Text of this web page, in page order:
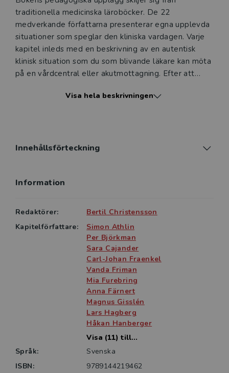
traditionella medicinska läroböcker. De 22
medverkande författarna presenterar egna upplevda
situationer som speglar den kliniska vardagen. Varje
kapitel inleds med en beskrivning av en autentisk
klinisk situation som du som blivande läkare kan möta
på en vårdcentral eller akutmottagning. Efter att
resonemang kring den aktuella patientens infektion
framtida forskning. I mötet med en patient behöver
presenteras därefter med samma upplägg.
I denna tredje upplaga har fyra nya författare
utreder en patient med oklar långdragen feber. Alla
kapitel har reviderats baserat på de senaste
Boken vänder sig främst till läkarstudenter under den
kliniska delen av utbildningen men är också ett
värdefullt stöd för BT- och ST-läkare samt kliniskt
verksamma läkare. Det patientnära upplägget gör
den väl lämpad för undervisning, självstudier och den
kliniska vardagen genom att stärka det kliniska
resonemanget och det differentialdiagnostiska
tänkandet.
Visa hela beskrivningen
Innehållsförteckning
Information
Redaktörer:
Bertil Christensson
Kapitelförfattare:
Simon Athlin
Per Björkman
Sara Cajander
Carl-Johan Fraenkel
Vanda Friman
Mia Furebring
Anna Färnert
Magnus Gisslén
Lars Hagberg
Håkan Hanberger
Visa (11) till...
Språk:
Svenska
ISBN:
9789144219462